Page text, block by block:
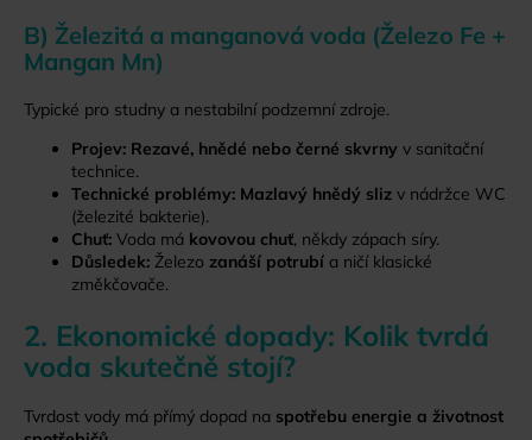
B) Železitá a manganová voda (Železo Fe +
Mangan Mn)
Typické pro studny a nestabilní podzemní zdroje.
Projev: Rezavé, hnědé nebo černé skvrny v sanitační
technice.
Technické problémy: Mazlavý hnědý sliz v nádržce WC
(železité bakterie).
Chuť: Voda má kovovou chuť, někdy zápach síry.
Důsledek: Železo zanáší potrubí a ničí klasické
změkčovače.
2. Ekonomické dopady: Kolik tvrdá
voda skutečně stojí?
Tvrdost vody má přímý dopad na spotřebu energie a životnost
ÚSPORNÁ
SPRCHOVÁ
HLAVICE
EFEKTEM